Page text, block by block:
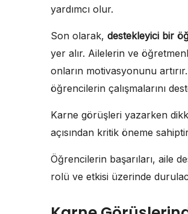
yardımcı olur.
Son olarak, destekleyici bir
yer alır. Ailelerin ve
onların motivasyonunu
öğrencilerin çalışmalarını
Karne görüşleri yazarken
açısından kritik öneme
Öğrencilerin başarıları, aile
rolü ve etkisi üzerinde